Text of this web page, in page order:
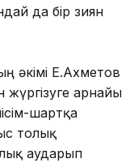
да бір зиян
әкімі Е.Ахметов
арнайы
шартқа
толық
аударып